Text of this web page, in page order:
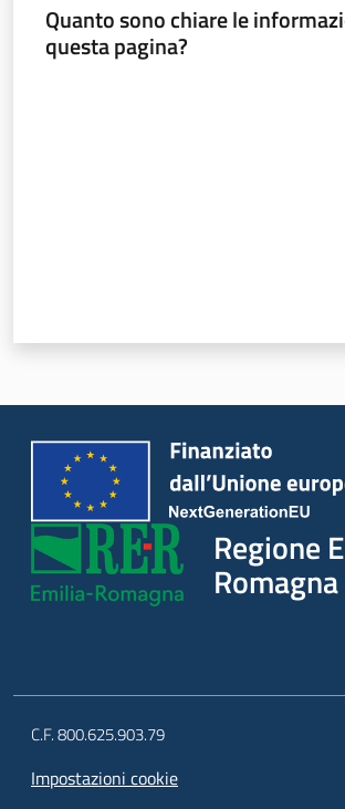
Quanto sono chiare le
questa pagina?
Regione
Romagna
C.F. 800.625.903.79
Impostazioni cookie